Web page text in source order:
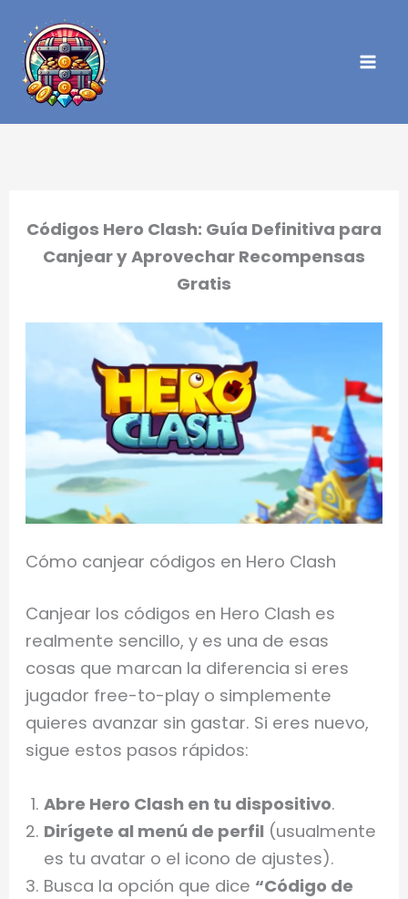
contenido
Códigos Hero Clash: Guía Definitiva para
Canjear y Aprovechar Recompensas
Gratis
Cómo canjear códigos en Hero Clash
Canjear los códigos en Hero Clash es
realmente sencillo, y es una de esas
cosas que marcan la diferencia si eres
jugador free-to-play o simplemente
quieres avanzar sin gastar. Si eres nuevo,
sigue estos pasos rápidos:
Abre Hero Clash en tu dispositivo.
Dirígete al menú de perfil (usualmente
es tu avatar o el icono de ajustes).
Busca la opción que dice “Código de